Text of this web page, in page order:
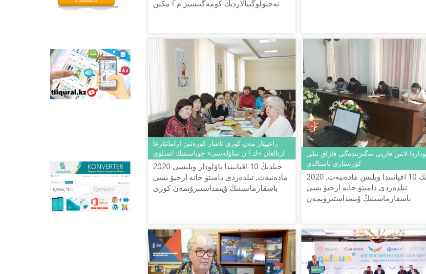
انيماسييالىق فيلьمدەر
Tilqural.kz –
مەملەكەتتىك تىلدى
دەڭگەيلەپ ٴا يرەنۋگە
ارنالعان ۆەب-سەرۆيس.
سايتتا ا1 دەڭگەيى
Qazlatyn.kz –
ماتىندەردى كيريلدەن
لاتىنعا جانە توتە جازۋعا
ونلاين تٴا ردە
سايكەستەندىرەتىن
تەحنولوگييالاردىڭ كومەگىنسىز مٴا مكىن
زاعيپتار مەن كوزى ناشار كورەتىن ازاماتتارعا
ارنالعان «كٴا ن ساۋلەسى» جوباسىنىڭ اشىلۋى
2020 جىلدىڭ 10 اقپانىندا پاۆلودار وبلىسى
مادەنيەت, تىلدەردى دامىتۋ جانە ارحيۆ ىسى
باسقارماسىنىڭ ۇيىمداستىرۋىمەن كوزى
لاتىن قارپى نەگىزىندەگى قازاق تىلى
كۋرستارى باستالدى
2020 جىلدىڭ 10 اقپانىندا وبلىس مادەنيەت,
تىلدەردى دامىتۋ جانە ارحيۆ ىسى
باسقارماسىنىڭ ۇيىمداستىرۋىمەن
جىلد...